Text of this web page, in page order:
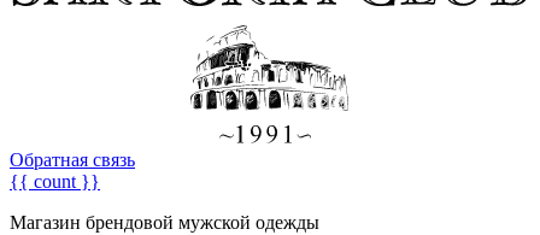
Обратная связь
{{ count }}
Магазин брендовой мужской одежды